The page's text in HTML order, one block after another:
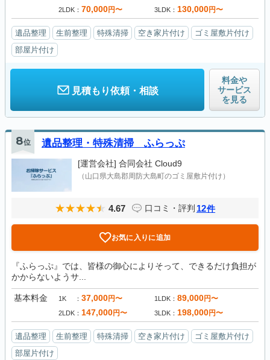
2LDK 70,000円〜 3LDK 130,000円〜
遺品整理 生前整理 特殊清掃 空き家片付け
ゴミ屋敷片付け
部屋片付け
見積もり依頼・相談
料金や
サービス
を見る
8位 遺品整理・特殊清掃 ふらっぷ
[運営会社] 合同会社 Cloud9
（山口県大島郡周防大島町のゴミ屋敷片付け）
4.67 口コミ・評判 12件
お気に入りに追加
『ふらっぷ』では、皆様の御心によりそって、できるだけ負担が
かからないようサ...
基本料金 1K 37,000円〜 1LDK 89,000円〜
2LDK 147,000円〜 3LDK 198,000円〜
遺品整理 生前整理 特殊清掃 空き家片付け
ゴミ屋敷片付け
部屋片付け